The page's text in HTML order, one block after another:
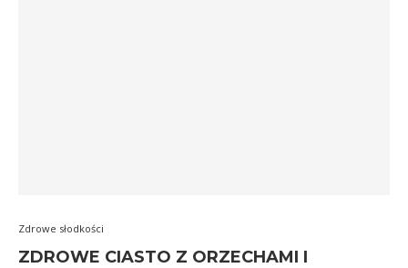
Zdrowe słodkości
ZDROWE CIASTO Z ORZECHAMI I